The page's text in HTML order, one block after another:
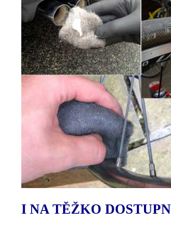
I NA TĚŽKO